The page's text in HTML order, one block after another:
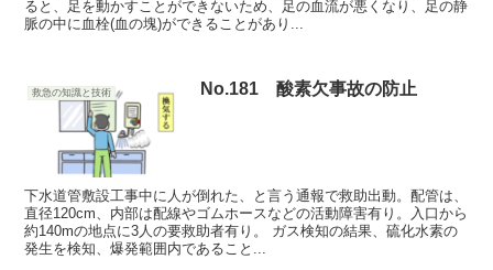
ると、足を動かすことができないため、足の血流が悪くなり、足の静
脈の中に血栓(血の塊)ができることがあり...
救急の知識と技術 No.181 酸素欠事故の防止
下水道管敷設工事中に人が倒れた、と言う通報で救助出動。配管は、
直径120cm、内部は配線やゴムホースなどの活動障害有り。入口から
約140mの地点に3人の要救助者有り。 ガス検知の結果、硫化水素の
発生を検知、爆発範囲内であること...